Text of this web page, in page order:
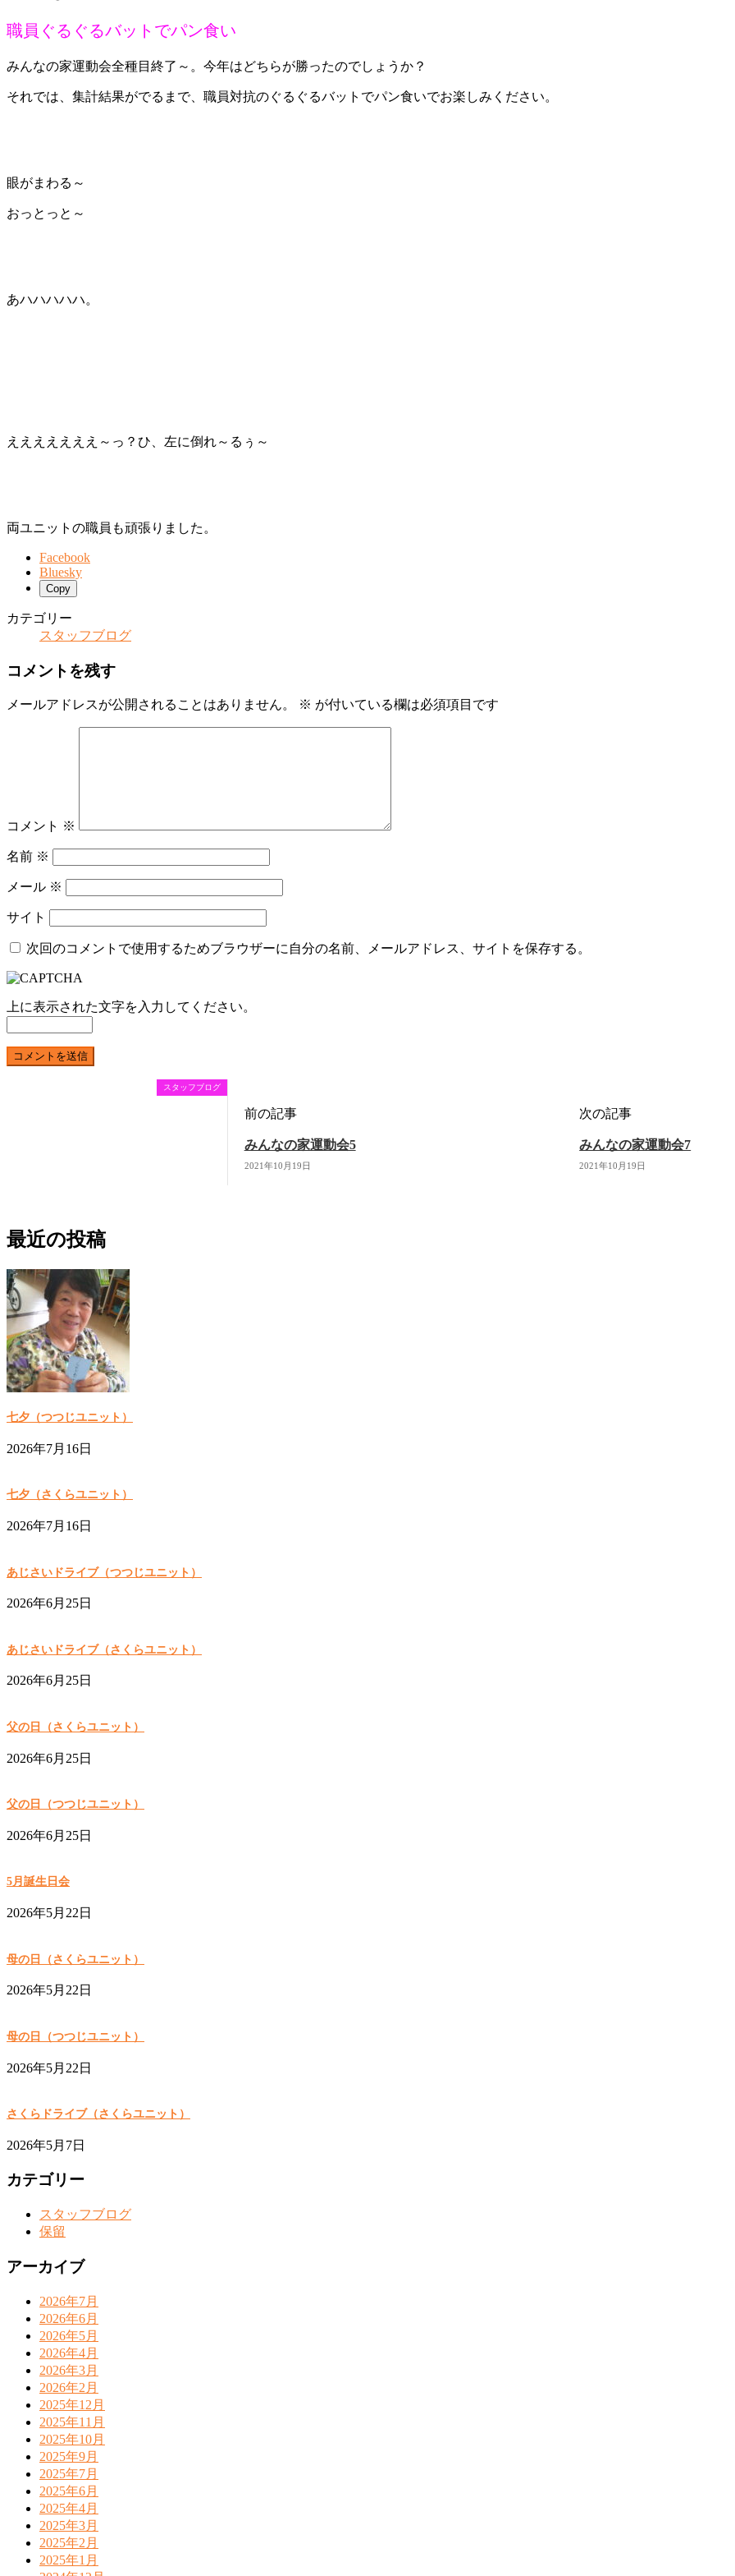
職員ぐるぐるバットでパン食い
みんなの家運動会全種目終了～。今年はどちらが勝ったのでしょうか？
それでは、集計結果がでるまで、職員対抗のぐるぐるバットでパン食いでお楽しみください。
眼がまわる～
おっとっと～
あハハハハハ。
えええええええ～っ？ひ、左に倒れ～るぅ～
両ユニットの職員も頑張りました。
Facebook
Bluesky
Copy
カテゴリー
スタッフブログ
コメントを残す
メールアドレスが公開されることはありません。 ※ が付いている欄は必須項目です
コメント ※
名前 ※
メール ※
サイト
次回のコメントで使用するためブラウザーに自分の名前、メールアドレス、サイトを保存する。
上に表示された文字を入力してください。
スタッフブログ
前の記事
みんなの家運動会5
2021年10月19日
次の記事
みんなの家運動会7
2021年10月19日
最近の投稿
七夕（つつじユニット）
2026年7月16日
七夕（さくらユニット）
2026年7月16日
あじさいドライブ（つつじユニット）
2026年6月25日
あじさいドライブ（さくらユニット）
2026年6月25日
父の日（さくらユニット）
2026年6月25日
父の日（つつじユニット）
2026年6月25日
5月誕生日会
2026年5月22日
母の日（さくらユニット）
2026年5月22日
母の日（つつじユニット）
2026年5月22日
さくらドライブ（さくらユニット）
2026年5月7日
カテゴリー
スタッフブログ
保留
アーカイブ
2026年7月
2026年6月
2026年5月
2026年4月
2026年3月
2026年2月
2025年12月
2025年11月
2025年10月
2025年9月
2025年7月
2025年6月
2025年4月
2025年3月
2025年2月
2025年1月